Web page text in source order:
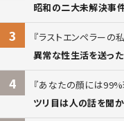
昭和の二大未解決事件
3
ラストエンペラーの
異常な性生活を送っ
4
あなたの顔には
ツリ目は人の話を聞